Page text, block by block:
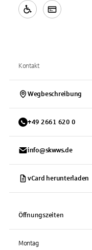
Kontakt
Wegbeschreibung
+49 2661 620 0
info@skwws.de
vCard herunterladen
Öffnungszeiten
Montag